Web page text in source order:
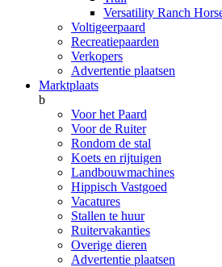
Versatility Ranch
Voltigeerpaard
Recreatiepaarden
Verkopers
Advertentie plaatsen
Marktplaats
b
Voor het Paard
Voor de Ruiter
Rondom de stal
Koets en rijtuigen
Landbouwmachines
Hippisch Vastgoed
Vacatures
Stallen te huur
Ruitervakanties
Overige dieren
Advertentie plaatsen